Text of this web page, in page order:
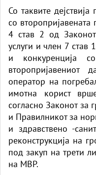
Со таквите дејствија
со
4 став 2 од
услуги и член 7 став
и конкуренција
оператор на
имотна корист
согласно Законот за
и Правилникот за
и здравствено -
реконструкција на
под закуп на трети
на МВР.